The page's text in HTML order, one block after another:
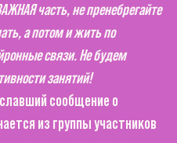
часть, не пренебрегайте
а потом и жить по
связи. Не будем
занятий!
сообщение о
из группы участников